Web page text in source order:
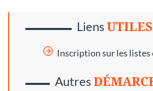
LiensUTILES
Inscription sur les listes
Autres